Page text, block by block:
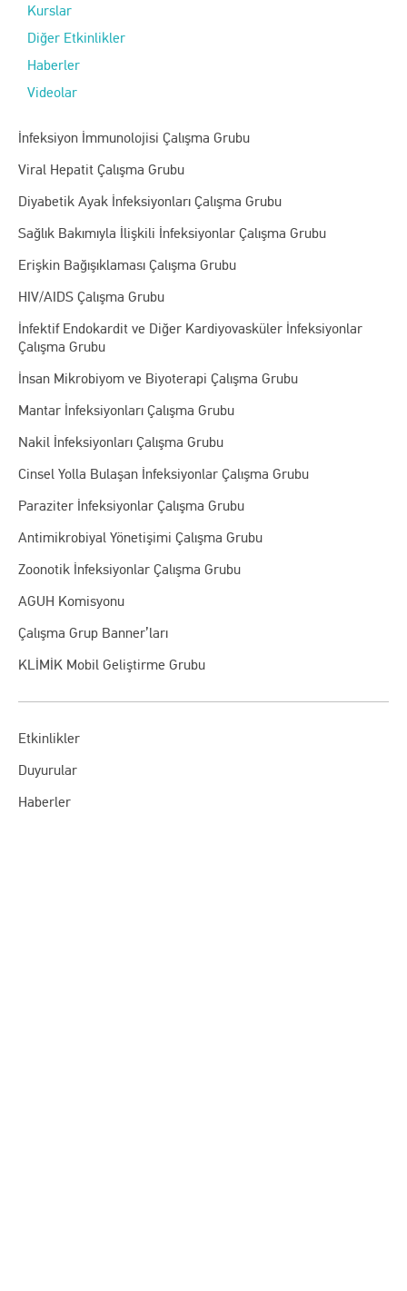
Kurslar
Diğer Etkinlikler
Haberler
Videolar
İnfeksiyon İmmunolojisi Çalışma Grubu
Viral Hepatit Çalışma Grubu
Diyabetik Ayak İnfeksiyonları Çalışma Grubu
Sağlık Bakımıyla İlişkili İnfeksiyonlar Çalışma Grubu
Erişkin Bağışıklaması Çalışma Grubu
HIV/AIDS Çalışma Grubu
İnfektif Endokardit ve Diğer Kardiyovasküler İnfeksiyonlar
Çalışma Grubu
İnsan Mikrobiyom ve Biyoterapi Çalışma Grubu
Mantar İnfeksiyonları Çalışma Grubu
Nakil İnfeksiyonları Çalışma Grubu
Cinsel Yolla Bulaşan İnfeksiyonlar Çalışma Grubu
Paraziter İnfeksiyonlar Çalışma Grubu
Antimikrobiyal Yönetişimi Çalışma Grubu
Zoonotik İnfeksiyonlar Çalışma Grubu
AGUH Komisyonu
Çalışma Grup Banner’ları
KLİMİK Mobil Geliştirme Grubu
Etkinlikler
Duyurular
Haberler